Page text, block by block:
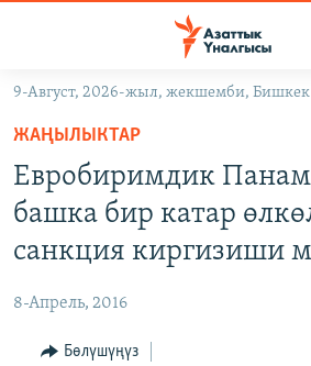
Навигацияга
өтүңүз
Издөөгө
салыңыз
КЫРГЫЗСТАН
КЫРГЫЗСТАН
МАДАНИЯТ
ДҮЙНӨ
ТВ ПРОГРАММАЛАР
БҮГҮН АЗАТТЫКТА
ПОДКАСТ
9-Август, 2026-жыл, жекшемби, Бишкек
ЖАҢЫЛЫКТАР
Евробиримдик
башка бир катар
санкция киргизиши
8-Апрель, 2016
Бөлүшүңүз